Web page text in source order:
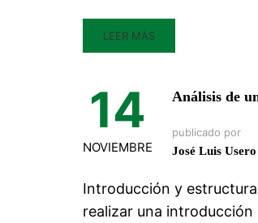
LEER MÁS
14
NOVIEMBRE
Análisis de
publicado por
José Luis
Introducción y
realizar una